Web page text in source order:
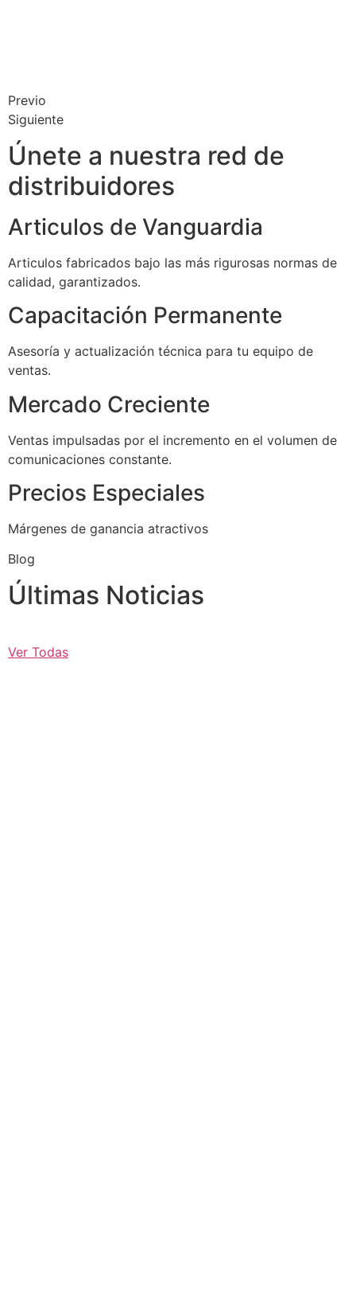
Previo
Siguiente
Únete a nuestra red de
distribuidores
Articulos de Vanguardia
Articulos fabricados bajo las más rigurosas normas de
calidad, garantizados.
Capacitación Permanente
Asesoría y actualización técnica para tu equipo de
ventas.
Mercado Creciente
Ventas impulsadas por el incremento en el volumen de
comunicaciones constante.
Precios Especiales
Márgenes de ganancia atractivos
Blog
Últimas Noticias
Ver Todas